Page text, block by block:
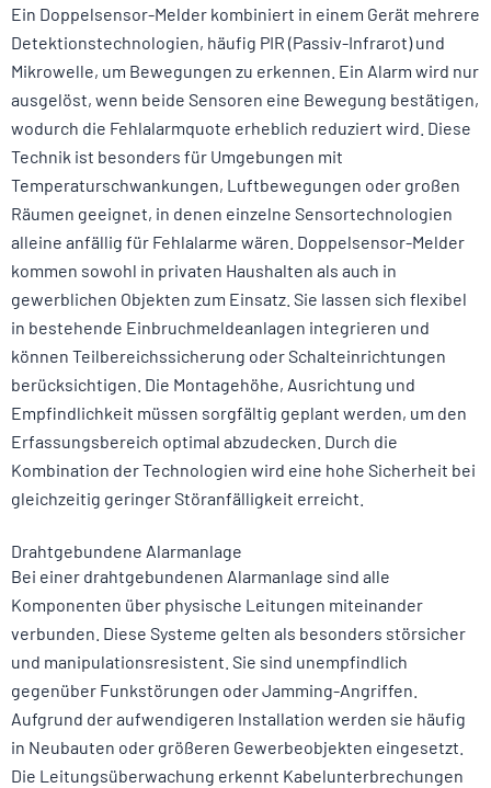
Ein Doppelsensor-Melder kombiniert in einem Gerät mehrere
Detektionstechnologien, häufig PIR (Passiv-Infrarot) und
Mikrowelle, um Bewegungen zu erkennen. Ein Alarm wird nur
ausgelöst, wenn beide Sensoren eine Bewegung bestätigen,
wodurch die Fehlalarmquote erheblich reduziert wird. Diese
Technik ist besonders für Umgebungen mit
Temperaturschwankungen, Luftbewegungen oder großen
Räumen geeignet, in denen einzelne Sensortechnologien
alleine anfällig für Fehlalarme wären. Doppelsensor-Melder
kommen sowohl in privaten Haushalten als auch in
gewerblichen Objekten zum Einsatz. Sie lassen sich flexibel
in bestehende Einbruchmeldeanlagen integrieren und
können Teilbereichssicherung oder Schalteinrichtungen
berücksichtigen. Die Montagehöhe, Ausrichtung und
Empfindlichkeit müssen sorgfältig geplant werden, um den
Erfassungsbereich optimal abzudecken. Durch die
Kombination der Technologien wird eine hohe Sicherheit bei
gleichzeitig geringer Störanfälligkeit erreicht.
Drahtgebundene Alarmanlage
Bei einer drahtgebundenen Alarmanlage sind alle
Komponenten über physische Leitungen miteinander
verbunden. Diese Systeme gelten als besonders störsicher
und manipulationsresistent. Sie sind unempfindlich
gegenüber Funkstörungen oder Jamming-Angriffen.
Aufgrund der aufwendigeren Installation werden sie häufig
in Neubauten oder größeren Gewerbeobjekten eingesetzt.
Die Leitungsüberwachung erkennt Kabelunterbrechungen